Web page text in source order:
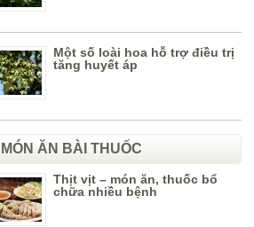
Một số loài hoa hỗ trợ điều trị
tăng huyết áp
MÓN ĂN BÀI THUỐC
Thịt vịt – món ăn, thuốc bổ
chữa nhiều bệnh